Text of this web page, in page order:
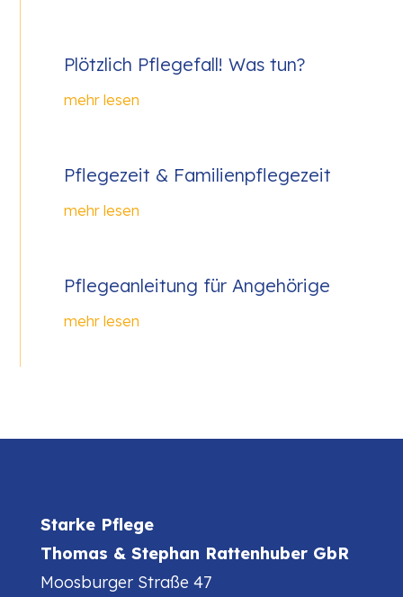
Plötzlich Pflegefall! Was tun?
mehr lesen
Pflegezeit & Familienpflegezeit
mehr lesen
Pflegeanleitung für Angehörige
mehr lesen
Starke Pflege
Thomas & Stephan Rattenhuber GbR
Moosburger Straße 47